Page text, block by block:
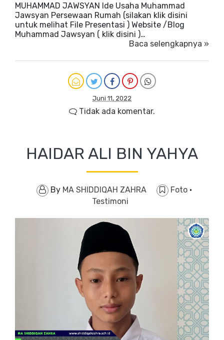
MUHAMMAD JAWSYAN Ide Usaha Muhammad
Jawsyan Persewaan Rumah (silakan klik disini
untuk melihat File Presentasi ) Website /Blog
Muhammad Jawsyan ( klik disini )…
Baca selengkapnya »
Juni 11, 2022
Tidak ada komentar.
HAIDAR ALI BIN YAHYA
By MA SHIDDIQAH ZAHRA Foto ·
Testimoni